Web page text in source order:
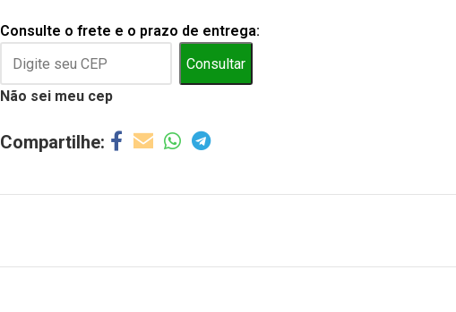
Consulte o frete e o prazo de entrega:
Consultar
Não sei meu cep